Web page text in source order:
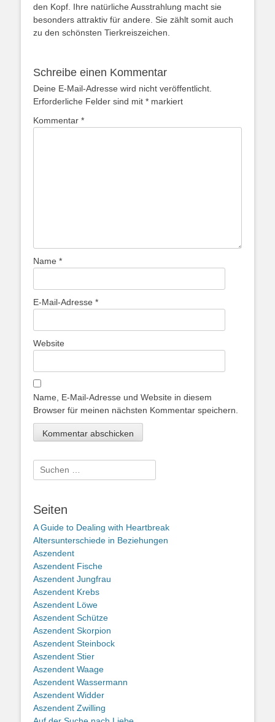
den Kopf. Ihre natürliche Ausstrahlung macht sie
besonders attraktiv für andere. Sie zählt somit auch
zu den schönsten Tierkreiszeichen.
Schreibe einen Kommentar
Deine E-Mail-Adresse wird nicht veröffentlicht.
Erforderliche Felder sind mit * markiert
Kommentar *
Name *
E-Mail-Adresse *
Website
Name, E-Mail-Adresse und Website in diesem
Browser für meinen nächsten Kommentar speichern.
Suche
nach:
Seiten
A Guide to Dealing with Heartbreak
Altersunterschiede in Beziehungen
Aszendent
Aszendent Fische
Aszendent Jungfrau
Aszendent Krebs
Aszendent Löwe
Aszendent Schütze
Aszendent Skorpion
Aszendent Steinbock
Aszendent Stier
Aszendent Waage
Aszendent Wassermann
Aszendent Widder
Aszendent Zwilling